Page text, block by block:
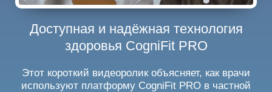
Доступная и надёжная технология
здоровья CogniFit PRO
Этот короткий видеоролик объясняет, как врачи
используют платформу CogniFit PRO в частной